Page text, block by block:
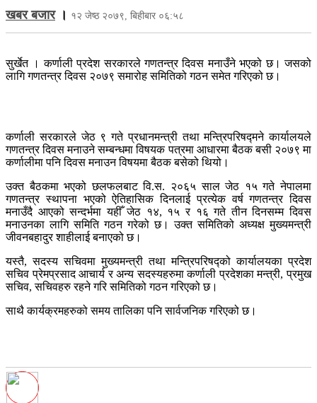
खबर बजार। १२ जेष्ठ २०७९, बिहीबार ०६:५८
सुर्खेत । कर्णाली प्रदेश सरकारले गणतन्त्र दिवस मनाउँने भएको छ। जसको
लागि गणतन्त्र दिवस २०७९ समारोह समितिको गठन समेत गरिएको छ।
कर्णाली सरकारले जेठ ९ गते प्रधानमन्त्री तथा मन्त्रिपरिषद्मने कार्यालयले
गणतन्त्र दिवस मनाउने सम्बन्धमा विषयक पत्रमा आधारमा बैठक बसी २०७९ मा
कर्णालीमा पनि दिवस मनाउन विषयमा बैठक बसेको थियो।
उक्त बैठकमा भएको छलफलबाट वि.स. २०६५ साल जेठ १५ गते नेपालमा
गणतन्त्र स्थापना भएको ऐतिहासिक दिनलाई प्रत्येक वर्ष गणतन्त्र दिवस
मनाउँदै आएको सन्दर्भमा यहीँ जेठ १४, १५ र १६ गते तीन दिनसम्म दिवस
मनाउनका लागि समिति गठन गरेको छ। उक्त समितिको अध्यक्ष मुख्यमन्त्री
जीवनबहादुर शाहीलाई बनाएको छ।
यस्तै, सदस्य सचिवमा मुख्यमन्त्री तथा मन्त्रिपरिषद्को कार्यालयका प्रदेश
सचिव प्रेमप्रसाद आचार्य र अन्य सदस्यहरुमा कर्णाली प्रदेशका मन्त्री, प्रमुख
सचिव, सचिवहरु रहने गरि समितिको गठन गरिएको छ।
साथै कार्यक्रमहरुको समय तालिका पनि सार्वजनिक गरिएको छ।